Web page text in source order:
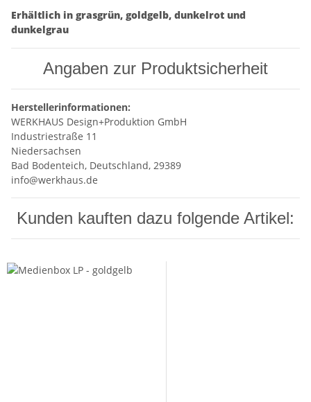
Erhältlich in grasgrün, goldgelb, dunkelrot und
dunkelgrau
Angaben zur Produktsicherheit
Herstellerinformationen:
WERKHAUS Design+Produktion GmbH
Industriestraße 11
Niedersachsen
Bad Bodenteich, Deutschland, 29389
info@werkhaus.de
Kunden kauften dazu folgende Artikel: